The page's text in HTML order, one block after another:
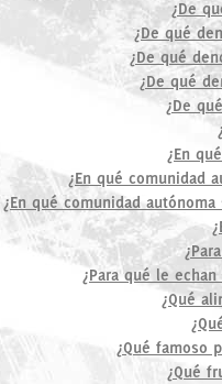
¿De
¿De qué
¿De qué
¿De qué
¿De
¿En
¿En qué comunidad
¿En qué comunidad
¿Para qué le
¿Qué
¿Qué famoso
¿Qué